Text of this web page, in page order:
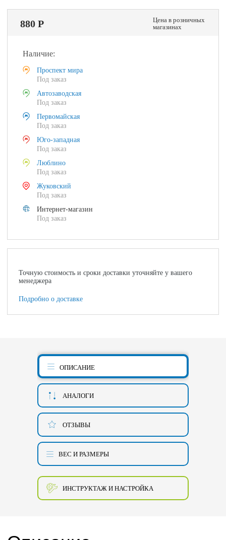
880 Р
Цена в розничных
магазинах
Наличие:
Проспект мира
Под заказ
Автозаводская
Под заказ
Первомайская
Под заказ
Юго-западная
Под заказ
Люблино
Под заказ
Жуковский
Под заказ
Интернет-магазин
Под заказ
Точную стоимость и сроки доставки уточняйте у вашего
менеджера
Подробно о доставке
ОПИСАНИЕ
АНАЛОГИ
ОТЗЫВЫ
ВЕС И РАЗМЕРЫ
ИНСТРУКТАЖ И НАСТРОЙКА